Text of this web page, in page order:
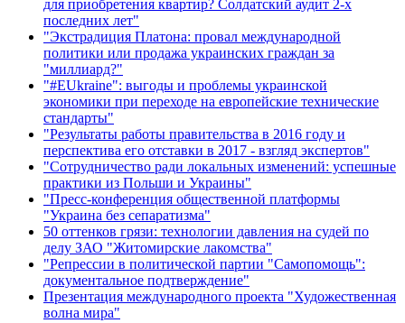
для приобретения квартир? Солдатский аудит 2-х
последних лет"
"Экстрадиция Платона: провал международной
политики или продажа украинских граждан за
"миллиард?"
"#EUkraine": выгоды и проблемы украинской
экономики при переходе на европейские технические
стандарты"
"Результаты работы правительства в 2016 году и
перспектива его отставки в 2017 - взгляд экспертов"
"Сотрудничество ради локальных изменений: успешные
практики из Польши и Украины"
"Пресс-конференция общественной платформы
"Украина без сепаратизма"
50 оттенков грязи: технологии давления на судей по
делу ЗАО "Житомирские лакомства"
"Репрессии в политической партии "Самопомощь":
документальное подтверждение"
Презентация международного проекта "Художественная
волна мира"